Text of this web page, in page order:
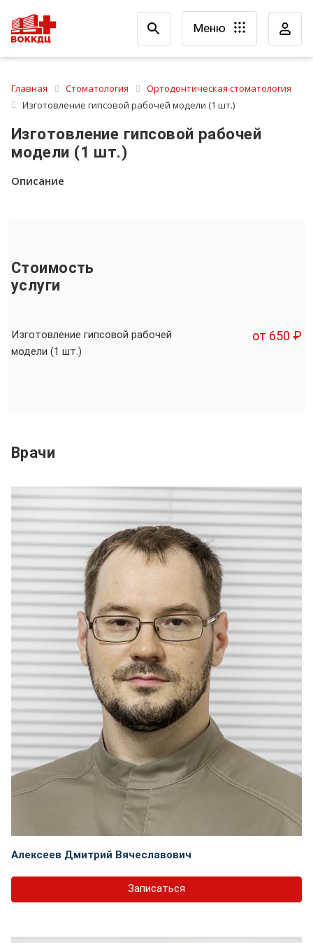
Меню
Главная Стоматология
Ортодонтическая стоматология
Изготовление гипсовой рабочей модели (1 шт.)
Изготовление гипсовой рабочей
модели (1 шт.)
Описание
Стоимость
услуги
Изготовление гипсовой рабочей
модели (1 шт.)
от 650 ₽
Врачи
Алексеев Дмитрий Вячеславович
Записаться